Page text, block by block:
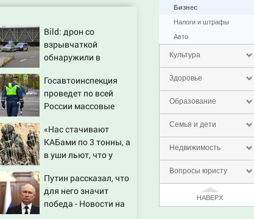
Бизнес
Налоги и штрафы
Авто
Культура
Здоровье
Образование
Семья и дети
Недвижимость
Вопросы юристу
НАВЕРХ
Bild: дрон со
взрывчаткой
обнаружили в
Госавтоинспекция
проведет по всей
России массовые
«Нас стачивают
КАБами по 3 тонны, а
в уши льют, что у
резервов»
Путин рассказал, что
для него значит
победа - Новости на